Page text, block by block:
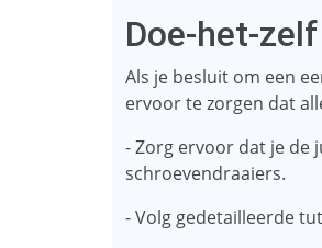
Doe-het-
Als je besluit om een
ervoor te zorgen dat
- Zorg ervoor dat je de
schroevendraaiers.
- Volg gedetailleerde